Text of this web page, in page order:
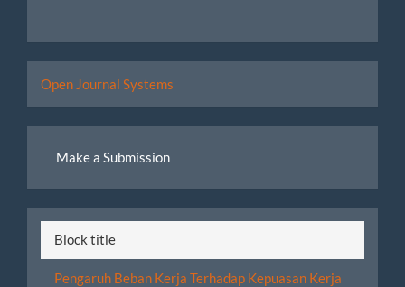
Developed
By
Open Journal Systems
Submission
Make a Submission
Block title
Pengaruh Beban Kerja Terhadap Kepuasan Kerja